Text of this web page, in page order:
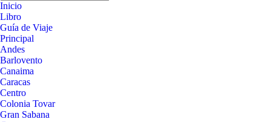
Inicio
Libro
Guía de Viaje
Principal
Andes
Barlovento
Canaima
Caracas
Centro
Colonia Tovar
Gran Sabana